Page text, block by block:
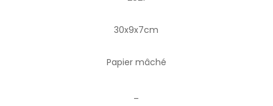
30x9x7cm
Papier mâché